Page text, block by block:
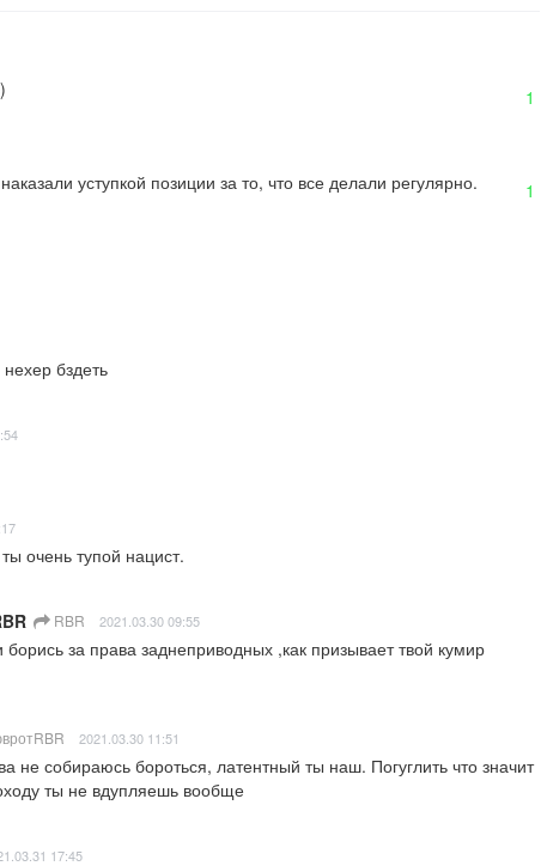
1
уступкой позиции за то, что все делали регулярно. 1
бздеть
очень тупой нацист.
RBR 2021.03.30 09:55
за права заднеприводных ,как призывает твой кумир
2021.03.30 11:51
не собираюсь бороться, латентный ты наш. Погуглить что значит
ты не вдупляешь вообще
17:45